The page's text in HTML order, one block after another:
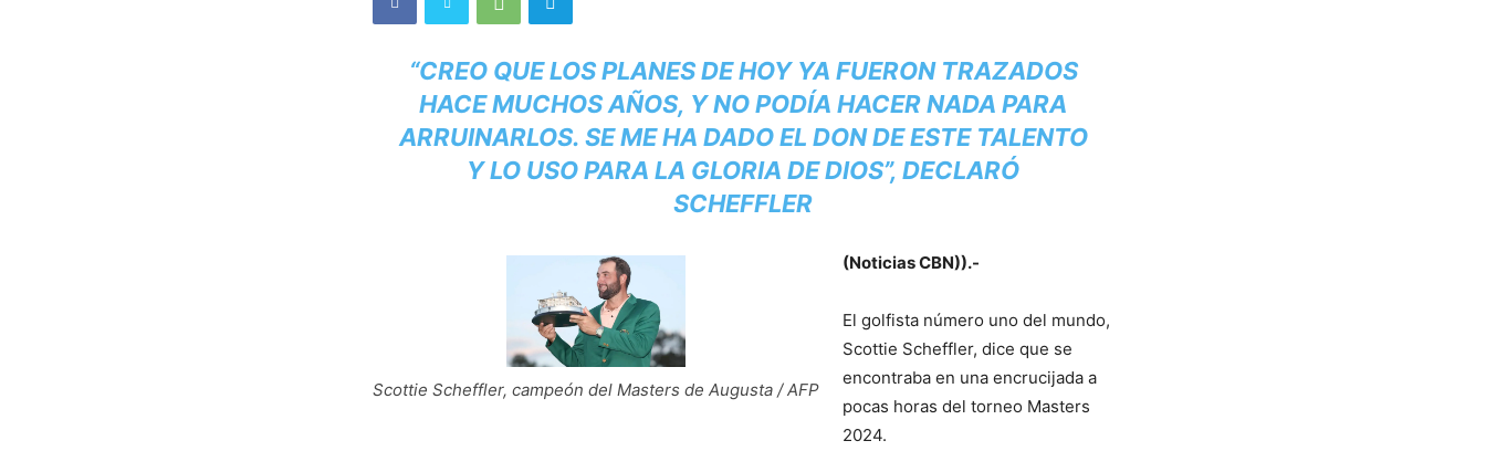
“CREO QUE LOS PLANES DE HOY YA FUERON TRAZADOS
HACE MUCHOS AÑOS, Y NO PODÍA HACER NADA PARA
ARRUINARLOS. SE ME HA DADO EL DON DE ESTE TALENTO
Y LO USO PARA LA GLORIA DE DIOS”, DECLARÓ
SCHEFFLER
Scottie Scheffler, campeón del Masters de Augusta / AFP
(Noticias CBN)).-
El golfista número uno del mundo,
Scottie Scheffler, dice que se
encontraba en una encrucijada a
pocas horas del torneo Masters
2024.